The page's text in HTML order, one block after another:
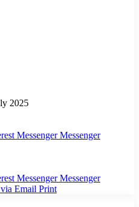
2025
Messenger Messenger
Messenger Messenger
Email Print